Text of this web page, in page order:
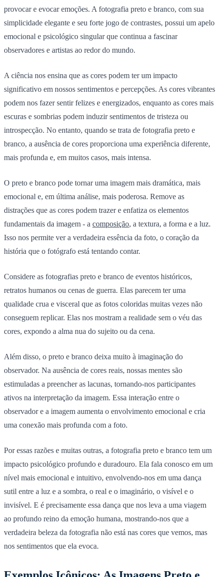
provocar e evocar emoções. A fotografia preto e branco, com sua
simplicidade elegante e seu forte jogo de contrastes, possui um apelo
emocional e psicológico singular que continua a fascinar
observadores e artistas ao redor do mundo.
A ciência nos ensina que as cores podem ter um impacto
significativo em nossos sentimentos e percepções. As cores vibrantes
podem nos fazer sentir felizes e energizados, enquanto as cores mais
escuras e sombrias podem induzir sentimentos de tristeza ou
introspecção. No entanto, quando se trata de fotografia preto e
branco, a ausência de cores proporciona uma experiência diferente,
mais profunda e, em muitos casos, mais intensa.
O preto e branco pode tornar uma imagem mais dramática, mais
emocional e, em última análise, mais poderosa. Remove as
distrações que as cores podem trazer e enfatiza os elementos
fundamentais da imagem - a composição, a textura, a forma e a luz.
Isso nos permite ver a verdadeira essência da foto, o coração da
história que o fotógrafo está tentando contar.
Considere as fotografias preto e branco de eventos históricos,
retratos humanos ou cenas de guerra. Elas parecem ter uma
qualidade crua e visceral que as fotos coloridas muitas vezes não
conseguem replicar. Elas nos mostram a realidade sem o véu das
cores, expondo a alma nua do sujeito ou da cena.
Além disso, o preto e branco deixa muito à imaginação do
observador. Na ausência de cores reais, nossas mentes são
estimuladas a preencher as lacunas, tornando-nos participantes
ativos na interpretação da imagem. Essa interação entre o
observador e a imagem aumenta o envolvimento emocional e cria
uma conexão mais profunda com a foto.
Por essas razões e muitas outras, a fotografia preto e branco tem um
impacto psicológico profundo e duradouro. Ela fala conosco em um
nível mais emocional e intuitivo, envolvendo-nos em uma dança
sutil entre a luz e a sombra, o real e o imaginário, o visível e o
invisível. E é precisamente essa dança que nos leva a uma viagem
ao profundo reino da emoção humana, mostrando-nos que a
verdadeira beleza da fotografia não está nas cores que vemos, mas
nos sentimentos que ela evoca.